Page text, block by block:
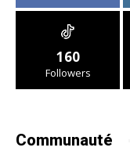
160
Followers
Communauté